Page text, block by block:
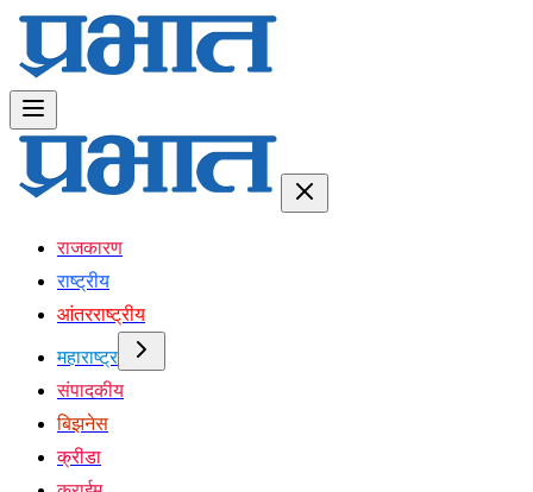
राजकारण
राष्ट्रीय
आंतरराष्ट्रीय
महाराष्ट्र
संपादकीय
बिझनेस
क्रीडा